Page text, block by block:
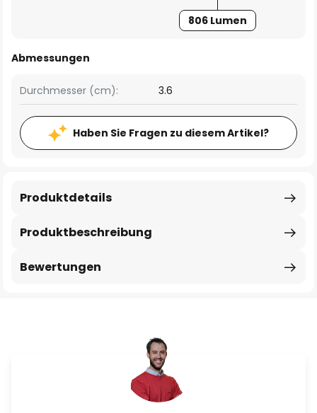
806 Lumen
Abmessungen
Durchmesser (cm): 3.6
Haben Sie Fragen zu diesem Artikel?
Produktbeschreibung
Produktdetails
Bewertungen